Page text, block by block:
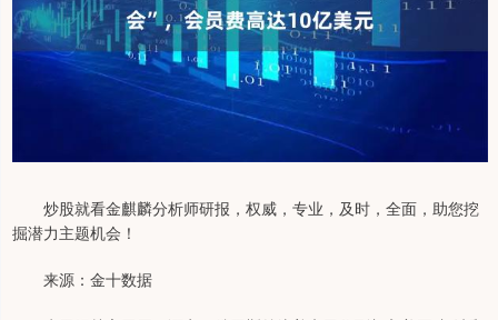
炒股就看金麒麟分析师研报，权威，专业，及时，全面，助您挖
掘潜力主题机会！
来源：金十数据